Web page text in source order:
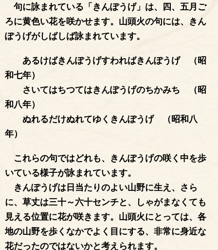
句に詠まれている「きんぽうげ」は、四、五月ご
ろに黄色い花を咲かせます。山頭火の句には、きん
ぽうげがしばしば詠まれています。
あるけばきんぽうげすわればきんぽうげ （昭
和七年）
さいてはちつてはきんぽうげのちかみち （昭
和八年）
ぬれるだけぬれてゆくきんぽうげ （昭和八
年）
これらの句ではどれも、きんぽうげの咲く中を歩
いている様子が詠まれています。
きんぽうげは日当たりのよい山野に生え、さら
に、草丈は三十～六十センチと、しゃがまなくても
見える位置に花が咲きます。山頭火にとっては、各
地の山野を歩くなかでよく目にする、非常に身近な
花だったのではないかと考えられます。